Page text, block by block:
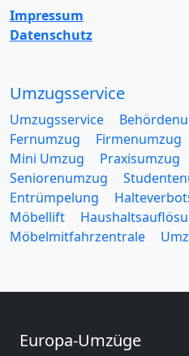
Impressum
Datenschutz
Umzugsservice
Umzugsservice
Fernumzug
Firmenumzug
Mini Umzug
Praxisumzug
Seniorenumzug
Entrümpelung
Möbellift
Möbelmitfahrzentrale
Europa-Umzüge